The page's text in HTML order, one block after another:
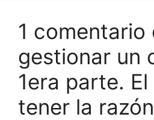
1 comentario
gestionar un
1era parte.
tener la